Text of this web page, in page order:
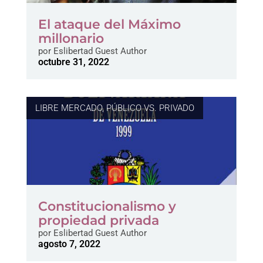
El ataque del Máximo
millonario
porEslibertad Guest Author
octubre 31, 2022
LIBRE MERCADO, PÚBLICO VS. PRIVADO
Constitucionalismo y
propiedad privada
porEslibertad Guest Author
agosto 7, 2022